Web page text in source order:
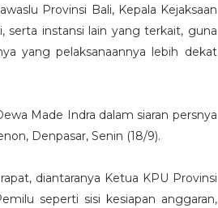
Provinsi Bali, Kepala Kejaksaan
serta instansi lain yang terkait, guna
yang pelaksanaannya lebih dekat
Made Indra dalam siaran persnya
Denpasar, Senin (18/9).
diantaranya Ketua KPU Provinsi
seperti sisi kesiapan anggaran,